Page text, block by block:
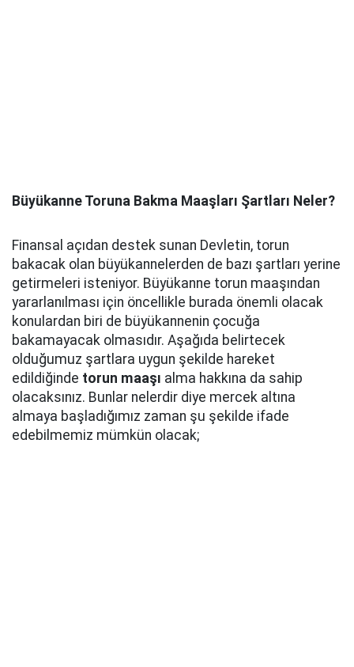
Büyükanne Toruna Bakma Maaşları Şartları Neler?
Finansal açıdan destek sunan Devletin, torun
bakacak olan büyükannelerden de bazı şartları yerine
getirmeleri isteniyor. Büyükanne torun maaşından
yararlanılması için öncellikle burada önemli olacak
konulardan biri de büyükannenin çocuğa
bakamayacak olmasıdır. Aşağıda belirtecek
olduğumuz şartlara uygun şekilde hareket
edildiğinde torun maaşı alma hakkına da sahip
olacaksınız. Bunlar nelerdir diye mercek altına
almaya başladığımız zaman şu şekilde ifade
edebilmemiz mümkün olacak;